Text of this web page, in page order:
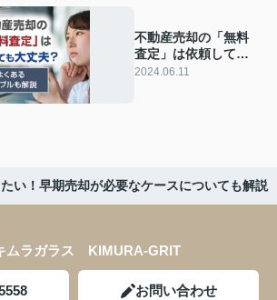
不動産売却の「無料
査定」は依頼しても
大丈夫？よくあるト
2024.06.11
い！早期売却が必要なケースについても解説
ムラガラス KIMURA‐GRIT
お問い合わせ